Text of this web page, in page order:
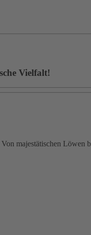
Vielfalt!
majestätischen Löwen